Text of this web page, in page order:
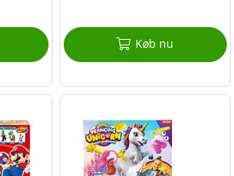
Køb nu